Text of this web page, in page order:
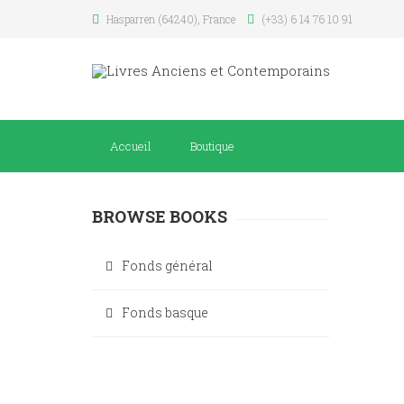
Hasparren (64240), France (+33) 6 14 76 10 91
Accueil Boutique
BROWSE BOOKS
Fonds général
Fonds basque